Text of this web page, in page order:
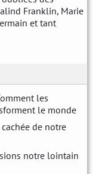
Franklin, Marie
et tant
les
le monde
de notre
notre lointain